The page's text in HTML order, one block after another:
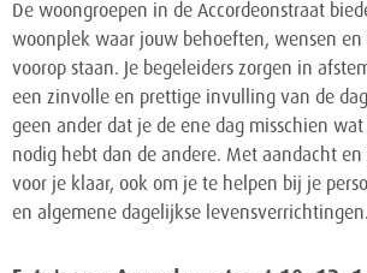
De woongroepen in de Accordeonstraat
woonplek waar jouw behoeften, wensen
voorop staan. Je begeleiders zorgen in
een zinvolle en prettige invulling van de
geen ander dat je de ene dag misschien
nodig hebt dan de andere. Met aandacht en
voor je klaar, ook om je te helpen bij je
en algemene dagelijkse levensverrichtingen.